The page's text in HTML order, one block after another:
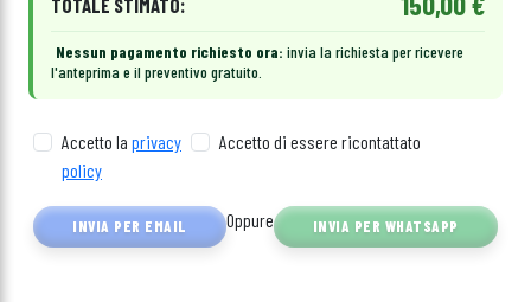
Nessun pagamento richiesto ora: invia la richiesta per ricevere
l'anteprima e il preventivo gratuito.
Accetto la privacy
policy
Accetto di essere ricontattato
INVIA PER EMAIL Oppure INVIA PER WHATSAPP